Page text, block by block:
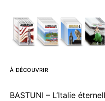
À DÉCOUVRIR
BASTUNI – L’Italie